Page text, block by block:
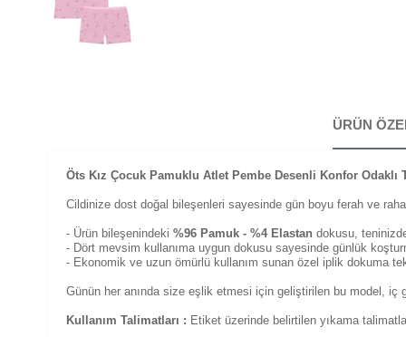
ÜRÜN
Öts Kız Çocuk Pamuklu Atlet Pembe Desenli Konfor Odaklı
Cildinize dost doğal bileşenleri sayesinde gün boyu ferah ve
- Ürün bileşenindeki %96 Pamuk - %4 Elastan dokusu,
- Dört mevsim kullanıma uygun dokusu sayesinde günlük
- Ekonomik ve uzun ömürlü kullanım sunan özel iplik dokuma
Günün her anında size eşlik etmesi için geliştirilen bu model, iç
Kullanım Talimatları : Etiket üzerinde belirtilen yıkama